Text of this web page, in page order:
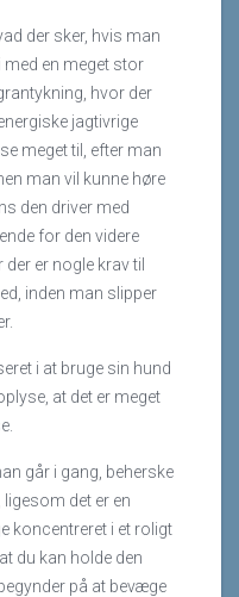
der sker, hvis man
med en meget stor
hvor der
jagtivrige
meget til, efter man
man vil kunne høre
den driver med
for den videre
er nogle krav til
inden man slipper
i at bruge sin hund
at det er meget
går i gang, beherske
det er en
koncentreret i et roligt
du kan holde den
på at bevæge